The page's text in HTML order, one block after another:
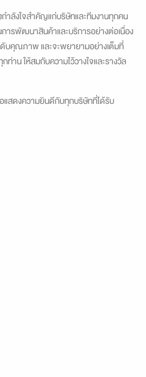
ำลังใจสำคัญแก่บริษัทและทีมงานทุกคน
การพัฒนาสินค้าและบริการอย่างต่อเนื่อง
บคุณภาพ และจะพยายามอย่างเต็มที่
าน ให้สมกับความไว้วางใจและรางวัล
อแสดงความยินดีกับทุกบริษัทที่ได้รับ